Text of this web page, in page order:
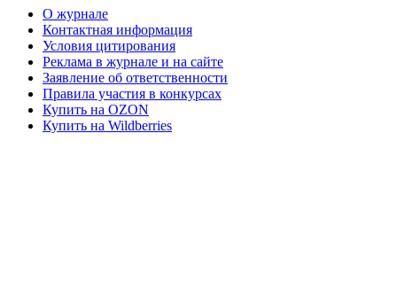
О журнале
Контактная информация
Условия цитирования
Реклама в журнале и на сайте
Заявление об ответственности
Правила участия в конкурсах
Купить на OZON
Купить на Wildberries